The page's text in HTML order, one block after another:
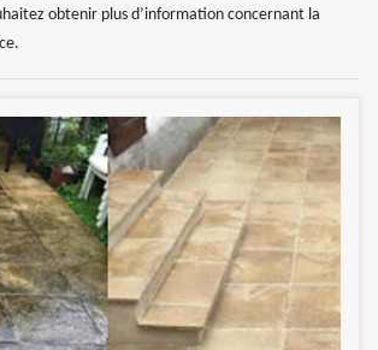
obtenir plus d’information concernant la